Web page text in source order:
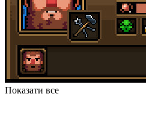
Показати все